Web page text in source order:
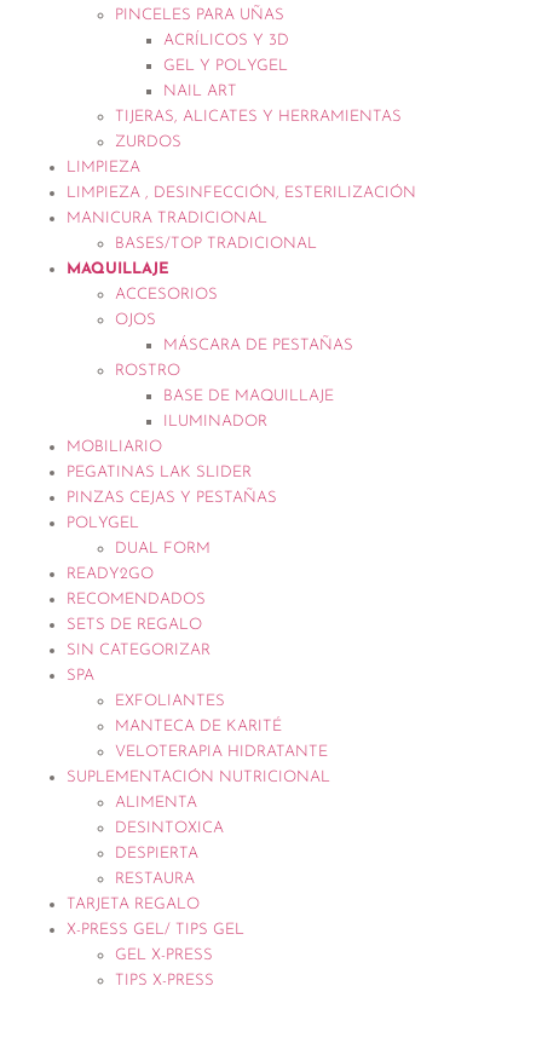
PINCELES PARA UÑAS
ACRÍLICOS Y 3D
GEL Y POLYGEL
NAIL ART
TIJERAS, ALICATES Y HERRAMIENTAS
ZURDOS
LIMPIEZA
LIMPIEZA , DESINFECCIÓN, ESTERILIZACIÓN
MANICURA TRADICIONAL
BASES/TOP TRADICIONAL
MAQUILLAJE
ACCESORIOS
OJOS
MÁSCARA DE PESTAÑAS
ROSTRO
BASE DE MAQUILLAJE
ILUMINADOR
MOBILIARIO
PEGATINAS LAK SLIDER
PINZAS CEJAS Y PESTAÑAS
POLYGEL
DUAL FORM
READY2GO
RECOMENDADOS
SETS DE REGALO
SIN CATEGORIZAR
SPA
EXFOLIANTES
MANTECA DE KARITÉ
VELOTERAPIA HIDRATANTE
SUPLEMENTACIÓN NUTRICIONAL
ALIMENTA
DESINTOXICA
DESPIERTA
RESTAURA
TARJETA REGALO
X-PRESS GEL/ TIPS GEL
GEL X-PRESS
TIPS X-PRESS